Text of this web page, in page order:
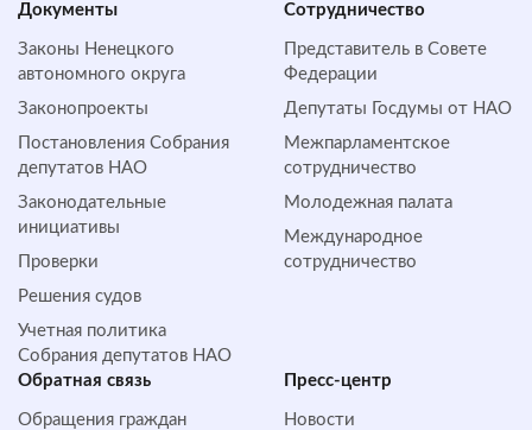
Документы
Законы Ненецкого
автономного округа
Законопроекты
Постановления Собрания
депутатов НАО
Законодательные
инициативы
Проверки
Решения судов
Учетная политика
Собрания депутатов НАО
Сотрудничество
Представитель в Совете
Федерации
Депутаты Госдумы от НАО
Межпарламентское
сотрудничество
Молодежная палата
Международное
сотрудничество
Обратная cвязь
Обращения граждан
Пресс-центр
Новости